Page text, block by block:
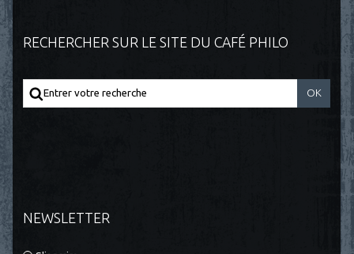
RECHERCHER SUR LE SITE DU CAFÉ PHILO
NEWSLETTER